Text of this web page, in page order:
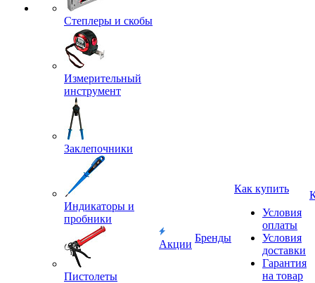
Степлеры и скобы
Измерительный
инструмент
Заклепочники
Индикаторы и
пробники
Пистолеты
Акции
Бренды
Как купить
Условия
оплаты
Условия
доставки
Гарантия
на товар